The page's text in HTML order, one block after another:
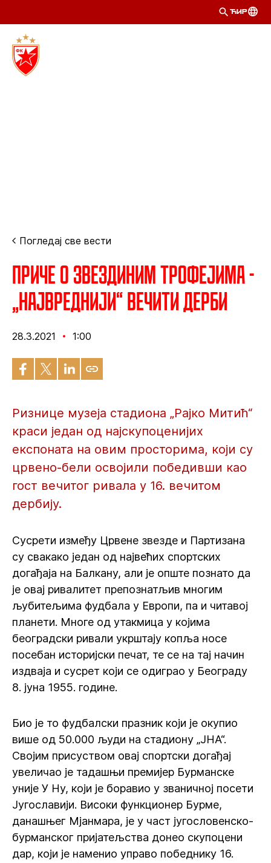
ЋИР
Погледај све вести
Приче о Звездиним трофејима -
„Највреднији“ вечити дерби
28.3.2021 1:00
Ризнице музеја стадиона „Рајко Митић“
краси један од најскупоценијих
експоната на овим просторима, који су
црвено-бели освојили победивши као
гост вечитог ривала у 16. вечитом
дербију.
Сусрети између Црвене звезде и Партизана
су свакако један од највећих спортских
догађаја на Балкану, али је опште познато да
је овај ривалитет препознатљив многим
љубитељима фудбала у Европи, па и читавој
планети. Многе од утакмица у којима
београдски ривали укрштају копља носе
посебан историјски печат, те се на тај начин
издваја и сусрет који се одиграо у Београду
8. јуна 1955. године.
Био је то фудбалски празник који је окупио
више од 50.000 људи на стадиону „ЈНА“.
Својим присуством овај спортски догађај
увеличао је тадашњи премијер Бурманске
уније У Ну, који је боравио у званичној посети
Југославији. Високи функционер Бурме,
данашњег Мјанмара, је у част југословенско-
бурманског пријатељства донео скупоцени
дар, који је наменио управо победнику 16.